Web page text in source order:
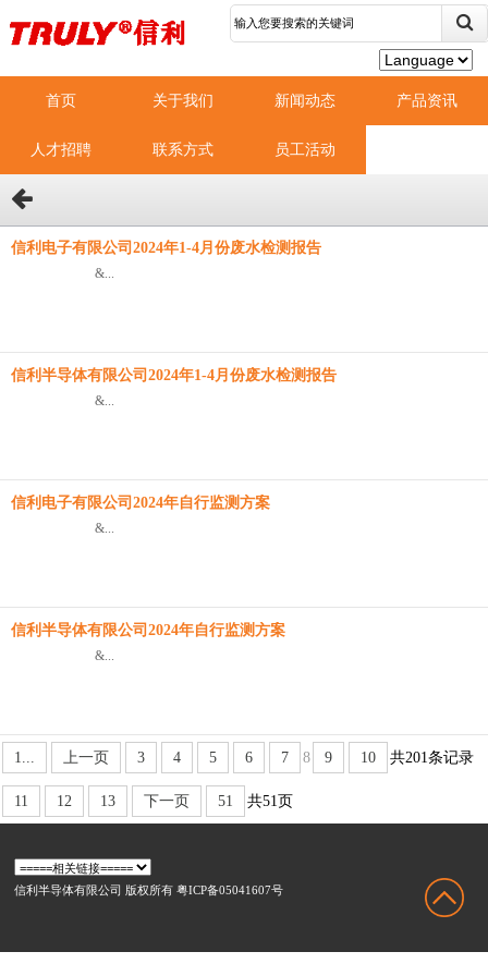
首页 关于我们 新闻动态 产品资讯
人才招聘 联系方式 员工活动
信利电子有限公司2024年1-4月份废水检测报告
&...
信利半导体有限公司2024年1-4月份废水检测报告
&...
信利电子有限公司2024年自行监测方案
&...
信利半导体有限公司2024年自行监测方案
&...
共201条记录
1... 上一页 3 4 5 6 7 8 9 10
11 12 13 下一页 51 共51页
信利半导体有限公司 版权所有 粤ICP备05041607号